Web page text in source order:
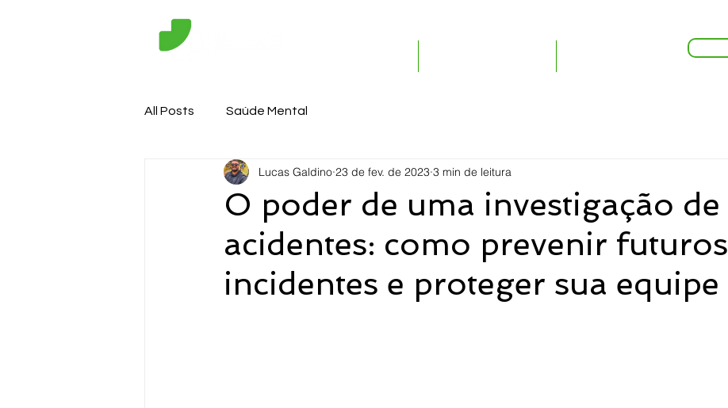
All Posts Saúde Mental
O poder de uma investigação de
acidentes: como prevenir futuros
incidentes e proteger sua equipe
Lucas Galdino 23 de fev. de 2023 3 min de leitura